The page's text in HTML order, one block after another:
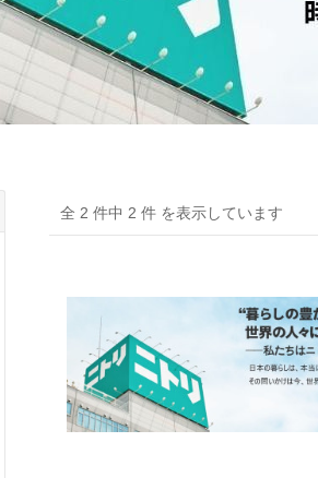
全 2 件中 2 件 を表示しています